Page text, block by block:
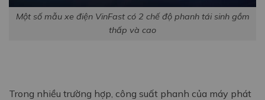
Một số mẫu xe điện VinFast có 2 chế độ phanh tái sinh gồm
thấp và cao
Trong nhiều trường hợp, công suất phanh của máy phát